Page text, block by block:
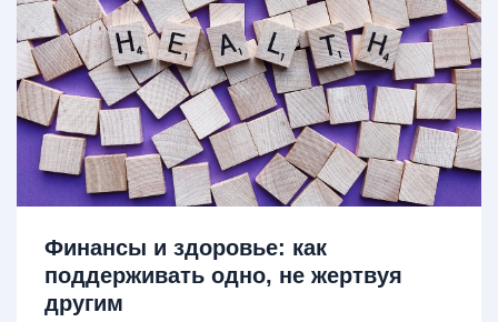
Финансы и здоровье: как
поддерживать одно, не жертвуя
другим